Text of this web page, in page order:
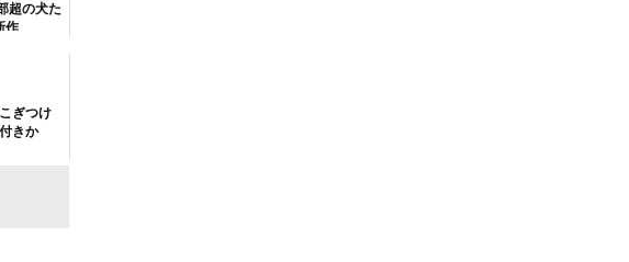
超の犬た
作
ぎつけ
きか